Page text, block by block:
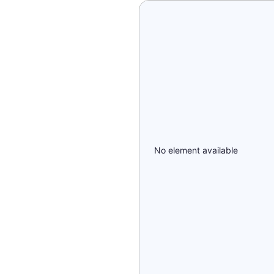
No element available